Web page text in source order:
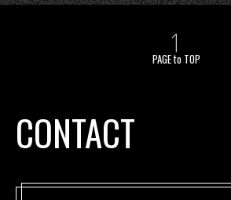
PAGE to TOP
CONTACT